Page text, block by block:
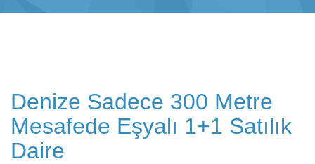
Denize Sadece 300 Metre
Mesafede Eşyalı 1+1 Satılık
Daire